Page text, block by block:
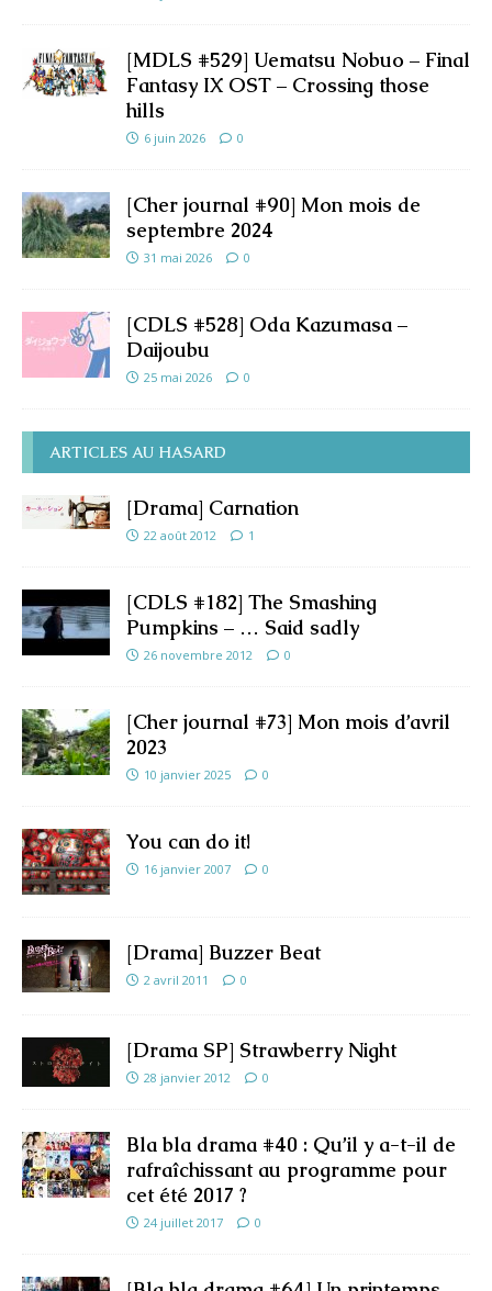
[MDLS #529] Uematsu Nobuo – Final
Fantasy IX OST – Crossing those
hills
6 juin 2026 0
[Cher journal #90] Mon mois de
septembre 2024
31 mai 2026 0
[CDLS #528] Oda Kazumasa –
Daijoubu
25 mai 2026 0
ARTICLES AU HASARD
[Drama] Carnation
22 août 2012 1
[CDLS #182] The Smashing
Pumpkins – … Said sadly
26 novembre 2012 0
[Cher journal #73] Mon mois d’avril
2023
10 janvier 2025 0
You can do it!
16 janvier 2007 0
[Drama] Buzzer Beat
2 avril 2011 0
[Drama SP] Strawberry Night
28 janvier 2012 0
Bla bla drama #40 : Qu’il y a-t-il de
rafraîchissant au programme pour
cet été 2017 ?
24 juillet 2017 0